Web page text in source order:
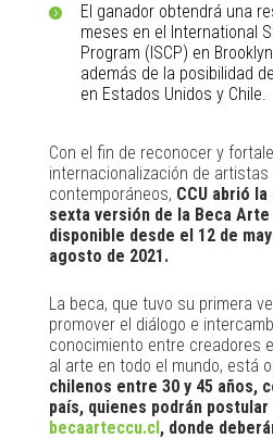
El ganador obtendrá una
meses en el International
Program (ISCP) en
además de la posibilidad
en Estados Unidos y Chile.
Con el fin de reconocer y
internacionalización de artistas
contemporáneos, CCU abrió
sexta versión de la Beca
disponible desde el 12 de
agosto de 2021.
La beca, que tuvo su primera
promover el diálogo e
conocimiento entre creadores
al arte en todo el mundo, está
chilenos entre 30 y 45 años,
país, quienes podrán
becaarteccu.cl, donde